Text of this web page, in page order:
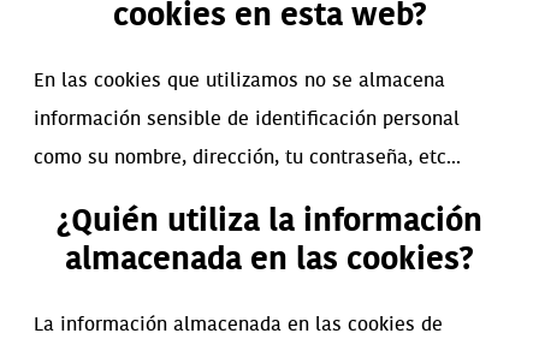
cookies en esta web?
En las cookies que utilizamos no se almacena
información sensible de identificación personal
como su nombre, dirección, tu contraseña, etc...
¿Quién utiliza la información
almacenada en las cookies?
La información almacenada en las cookies de